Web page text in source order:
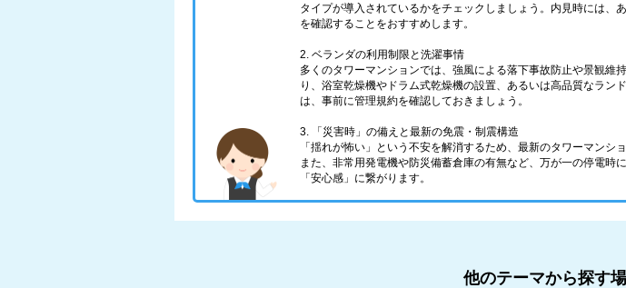
タイプが導入されているかをチェックしましょう。内見時には、
を確認することをおすすめします。
2. ベランダの利用制限と洗濯事情
多くのタワーマンションでは、強風による落下事故防止や景観維
り、浴室乾燥機やドラム式乾燥機の設置、あるいは高品質なラ
は、事前に管理規約を確認しておきましょう。
3. 「災害時」の備えと最新の免震・制震構造
「揺れが怖い」という不安を解消するため、最新のタワーマンシ
また、非常用発電機や防災備蓄倉庫の有無など、万が一の停電時
「安心感」に繋がります。
他のテーマから探す